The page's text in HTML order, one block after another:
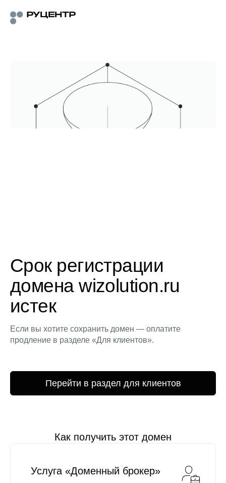
Срок регистрации
домена wizolution.ru
истек
Если вы хотите сохранить домен — оплатите
продление в разделе «Для клиентов».
Перейти в раздел для клиентов
Как получить этот домен
Услуга «Доменный брокер»